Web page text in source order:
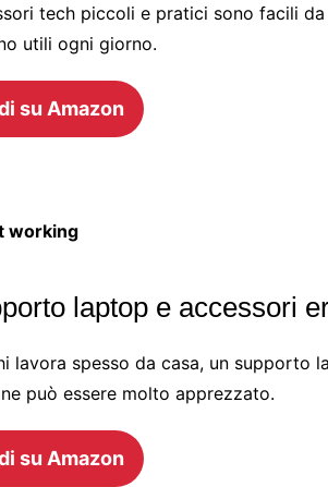
tech piccoli e pratici sono facili
utili ogni giorno.
su Amazon
working
laptop e accessori
lavora spesso da casa, un supporto
può essere molto apprezzato.
su Amazon